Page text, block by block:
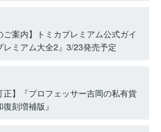
ご案内】トミカプレミアム公式ガイ
レミアム大全2』3/23発売予定
正】『プロフェッサー吉岡の私有貨
刻増補版』